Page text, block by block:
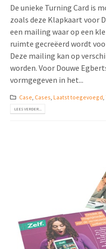
De unieke Turning Card is
zoals deze Klapkaart voor
een mailing waar op een
ruimte gecreëerd wordt
Deze mailing kan op
worden. Voor Douwe
vormgegeven in het...
Case Cases Laatst toegevoegd
LEES VERDER...